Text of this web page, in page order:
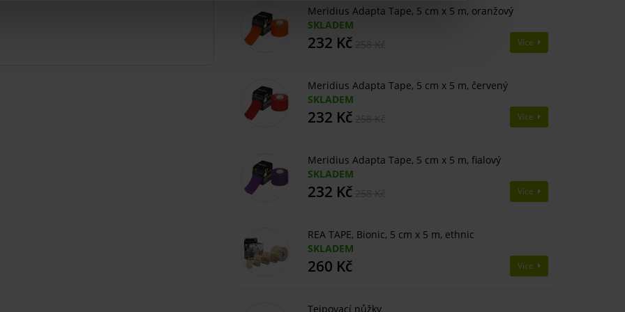
Meridius Adapta Tape, 5 cm x 5 m, oranžový
SKLADEM
232 Kč Více
Meridius Adapta Tape, 5 cm x 5 m, červený
SKLADEM
232 Kč Více
Meridius Adapta Tape, 5 cm x 5 m, fialový
SKLADEM
232 Kč Více
REA TAPE, Bionic, 5 cm x 5 m, ethnic
SKLADEM
260 Kč Více
Tejpovací nůžky